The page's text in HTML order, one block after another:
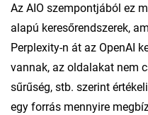
Az AIO szempontjából ez
alapú keresőrendszerek,
Perplexity-n át az OpenAI
vannak, az oldalakat nem
sűrűség, stb. szerint
egy forrás mennyire